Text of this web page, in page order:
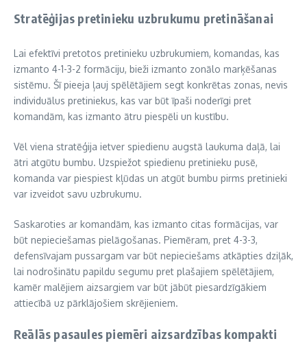
Stratēģijas pretinieku uzbrukumu pretināšanai
Lai efektīvi pretotos pretinieku uzbrukumiem, komandas, kas
izmanto 4-1-3-2 formāciju, bieži izmanto zonālo marķēšanas
sistēmu. Šī pieeja ļauj spēlētājiem segt konkrētas zonas, nevis
individuālus pretiniekus, kas var būt īpaši noderīgi pret
komandām, kas izmanto ātru piespēli un kustību.
Vēl viena stratēģija ietver spiedienu augstā laukuma daļā, lai
ātri atgūtu bumbu. Uzspiežot spiedienu pretinieku pusē,
komanda var piespiest kļūdas un atgūt bumbu pirms pretinieki
var izveidot savu uzbrukumu.
Saskaroties ar komandām, kas izmanto citas formācijas, var
būt nepieciešamas pielāgošanas. Piemēram, pret 4-3-3,
defensīvajam pussargam var būt nepieciešams atkāpties dziļāk,
lai nodrošinātu papildu segumu pret plašajiem spēlētājiem,
kamēr malējiem aizsargiem var būt jābūt piesardzīgākiem
attiecībā uz pārklājošiem skrējieniem.
Reālās pasaules piemēri aizsardzības kompakti